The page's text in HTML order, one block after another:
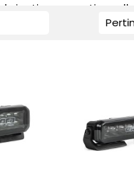
exceptionnelle,
remarquable et
France des produits